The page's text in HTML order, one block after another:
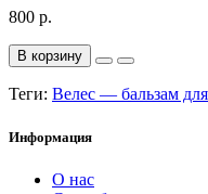
800 р.
В корзину
Теги: Велес — бальзам
Информация
О нас